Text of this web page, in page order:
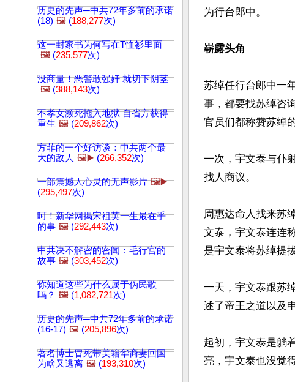
历史的先声─中共72年多前的承诺
(18) 🖼️ (188,277次)
这一封家书为何写在T恤衫里面
🖼️ (235,577次)
没商量！恶警敢强奸 就切下阴茎
🖼️ (388,143次)
不孝女濒死拖入地狱 自省方获得
重生 🖼️ (209,862次)
方菲的一个好访谈：中共两个最
大的敌人 🖼️▶️ (266,352次)
一部震撼人心灵的无声影片 🖼️▶️
(295,497次)
呵！新华网揭宋祖英一生最在乎
的事 🖼️ (292,443次)
中共决不解密的密闻：毛行宫的
故事 🖼️ (303,452次)
你知道这些为什么属于伪民歌
吗？ 🖼️ (1,082,721次)
历史的先声─中共72年多前的承诺
(16-17) 🖼️ (205,896次)
著名博士冒死带美籍华裔妻回国
为啥又逃离 🖼️ (193,310次)
为行台郎中。
崭露头角
苏绰任行台郎中一
事，都要找苏绰咨
官员们都称赞苏绰
一次，宇文泰与仆
找人商议。
周惠达命人找来苏
文泰，宇文泰连连
是宇文泰将苏绰提
一天，宇文泰跟苏
述了帝王之道以及
起初，宇文泰是躺
亮，宇文泰也没觉